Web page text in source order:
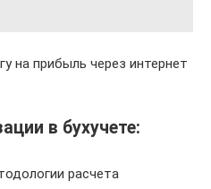
на прибыль через интернет
в бухучете:
расчета